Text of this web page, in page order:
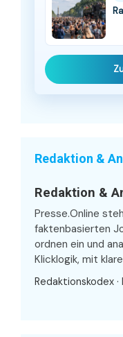
Redaktion &
Redaktion &
Presse.Online
faktenbasierten
ordnen ein und
Klicklogik, mit
Redaktionskodex ·